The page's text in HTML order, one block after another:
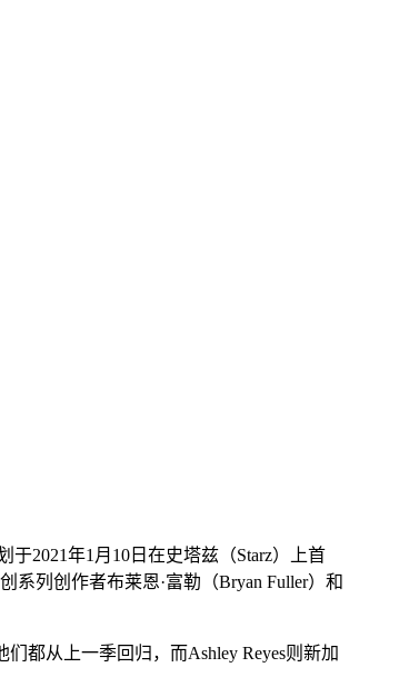
于2021年1月10日在史塔兹（Starz）上首
系列创作者布莱恩·富勒（Bryan Fuller）和
们都从上一季回归，而Ashley Reyes则新加